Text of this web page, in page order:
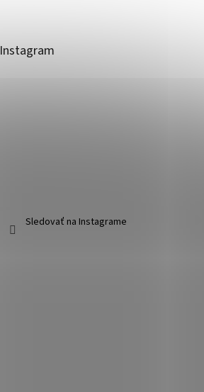
Instagram
Sledovať na Instagrame